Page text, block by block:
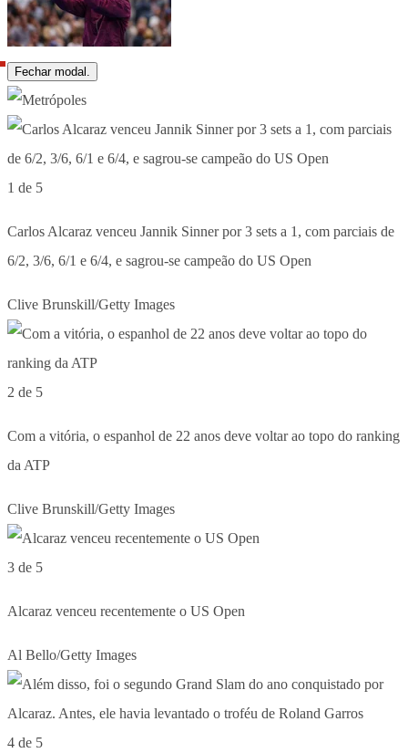
Fechar modal.
1 de 5
Carlos Alcaraz venceu Jannik Sinner por 3 sets a 1, com parciais de
6/2, 3/6, 6/1 e 6/4, e sagrou-se campeão do US Open
Clive Brunskill/Getty Images
2 de 5
Com a vitória, o espanhol de 22 anos deve voltar ao topo do ranking
da ATP
Clive Brunskill/Getty Images
3 de 5
Alcaraz venceu recentemente o US Open
Al Bello/Getty Images
4 de 5